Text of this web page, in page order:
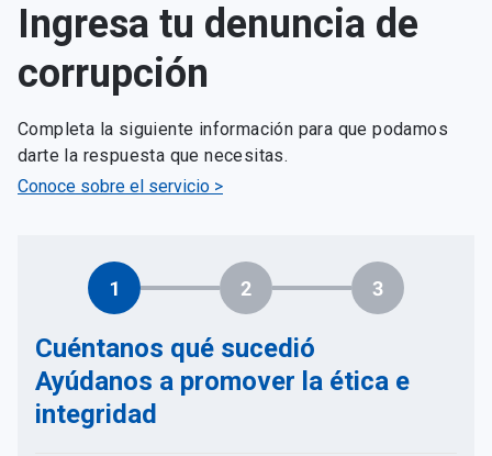
Ingresa tu denuncia de
corrupción
Completa la siguiente información para que podamos
darte la respuesta que necesitas.
Conoce sobre el servicio >
1 2 3
Cuéntanos qué sucedió
Ayúdanos a promover la ética e
integridad